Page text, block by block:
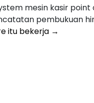
mesin kasir point
pembukuan
itu bekerja →